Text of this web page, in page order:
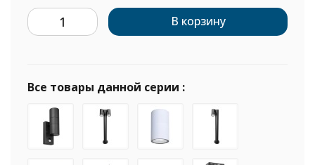
В корзину
Все товары данной серии :